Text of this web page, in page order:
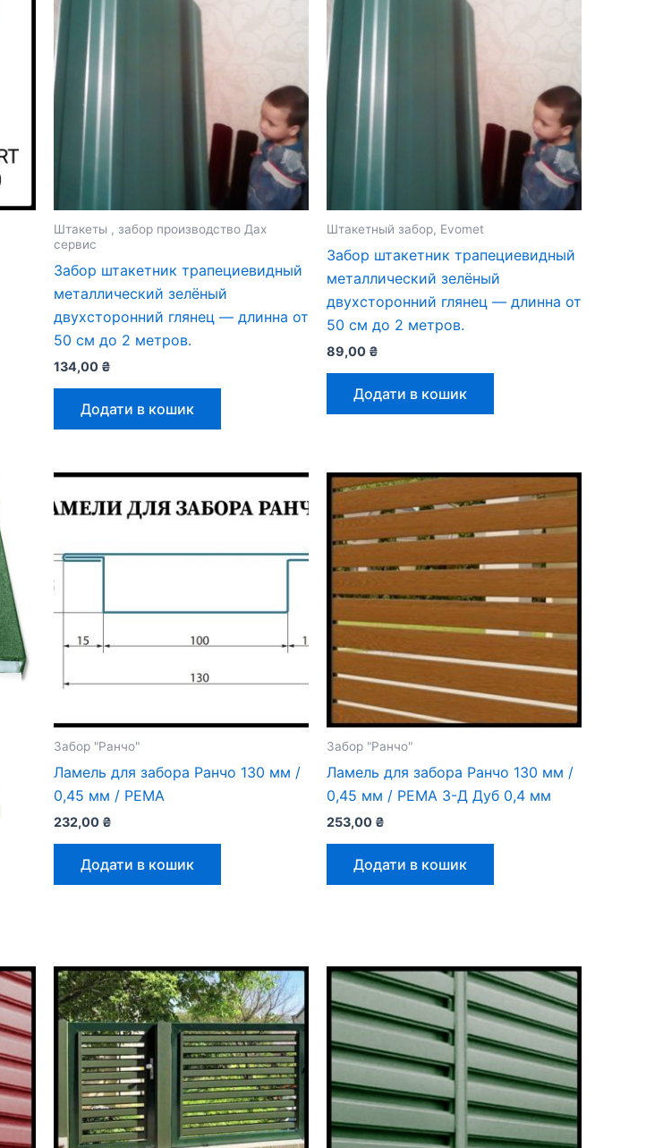
Штакеты , забор производство Дах
сервис
Забор штакетник трапециевидный
металлический зелёный
двухсторонний глянец — длинна от
50 см до 2 метров.
134,00 ₴
Додати в кошик
Штакетный забор, Evomet
Забор штакетник трапециевидный
металлический зелёный
двухсторонний глянец — длинна от
50 см до 2 метров.
89,00 ₴
Додати в кошик
Забор "Ранчо"
Ламель для забора Ранчо 130 мм /
0,45 мм / РЕМА
232,00 ₴
Додати в кошик
Забор "Ранчо"
Ламель для забора Ранчо 130 мм /
0,45 мм / РЕМА 3-Д Дуб 0,4 мм
253,00 ₴
Додати в кошик